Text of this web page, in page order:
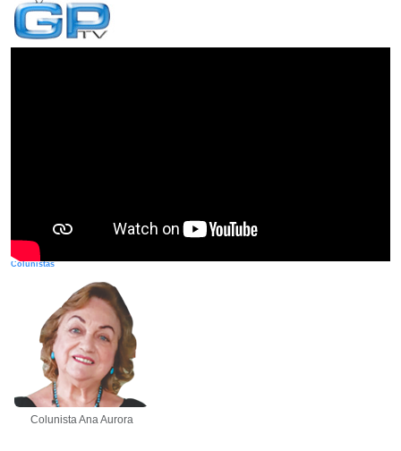
Colunistas
Colunista Ana Aurora